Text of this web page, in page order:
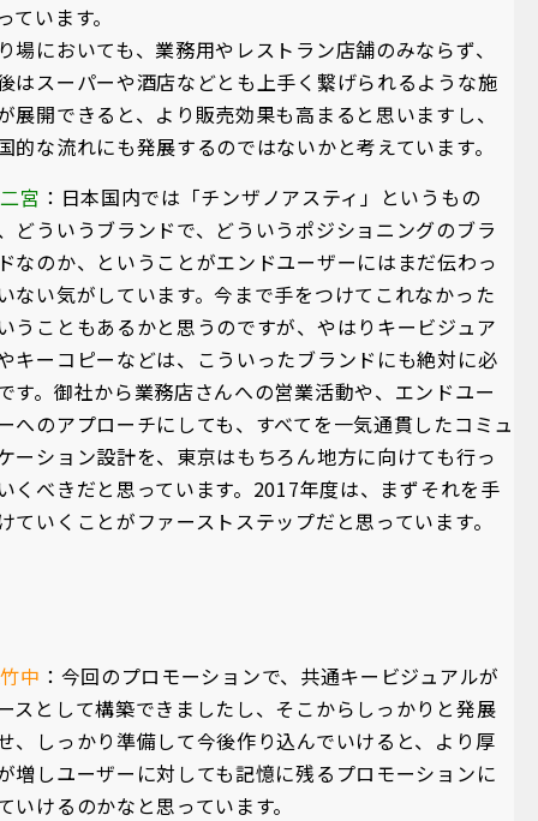
ています。
場においても、業務用やレストラン店舗のみならず、
はスーパーや酒店などとも上手く繋げられるような施
展開できると、より販売効果も高まると思いますし、
的な流れにも発展するのではないかと考えています。
宮 ：日本国内では「チンザノアスティ」というもの
どういうブランドで、どういうポジショニングのブラ
なのか、ということがエンドユーザーにはまだ伝わっ
ない気がしています。今まで手をつけてこれなかった
うこともあるかと思うのですが、やはりキービジュア
キーコピーなどは、こういったブランドにも絶対に必
す。御社から業務店さんへの営業活動や、エンドユー
へのアプローチにしても、すべてを一気通貫したコミュ
ーション設計を、東京はもちろん地方に向けても行っ
くべきだと思っています。2017年度は、まずそれを手
ていくことがファーストステップだと思っています。
中 ：今回のプロモーションで、共通キービジュアルが
スとして構築できましたし、そこからしっかりと発展
、しっかり準備して今後作り込んでいけると、より厚
増しユーザーに対しても記憶に残るプロモーションに
いけるのかなと思っています。